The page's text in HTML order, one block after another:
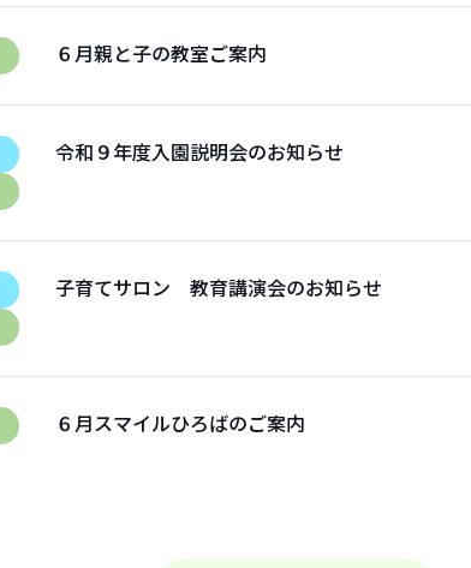
６月親と子の教室ご案内
令和９年度入園説明会のお知らせ
子育てサロン 教育講演会のお知らせ
６月スマイルひろばのご案内